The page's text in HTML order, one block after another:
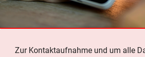
Zur Kontaktaufnahme und um alle